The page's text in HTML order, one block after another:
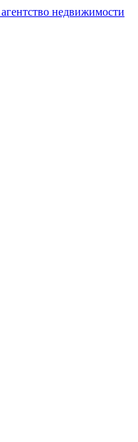
агентство недвижимости